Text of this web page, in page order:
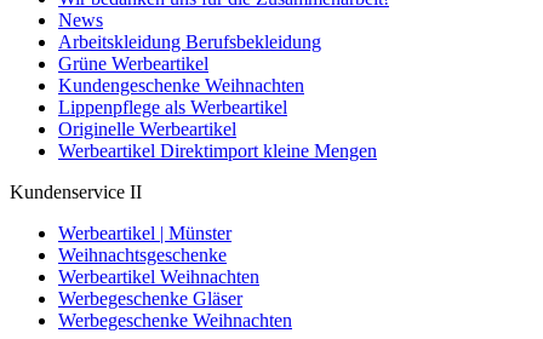
News
Arbeitskleidung Berufsbekleidung
Grüne Werbeartikel
Kundengeschenke Weihnachten
Lippenpflege als Werbeartikel
Originelle Werbeartikel
Werbeartikel Direktimport kleine Mengen
Kundenservice II
Werbeartikel | Münster
Weihnachtsgeschenke
Werbeartikel Weihnachten
Werbegeschenke Gläser
Werbegeschenke Weihnachten